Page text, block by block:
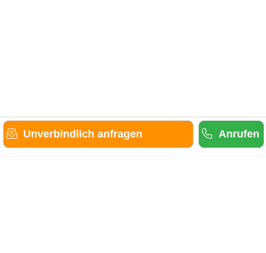
Unverbindlich anfragen Anrufen